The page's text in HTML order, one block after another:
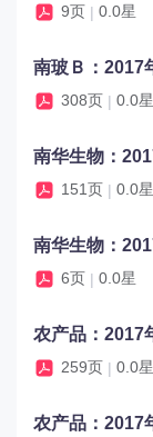
9页 | 0.0星
南玻Ｂ：2017
308页 | 0.0星
南华生物：
151页 | 0.0星
南华生物：
6页 | 0.0星
农产品：2017
259页 | 0.0星
农产品：2017